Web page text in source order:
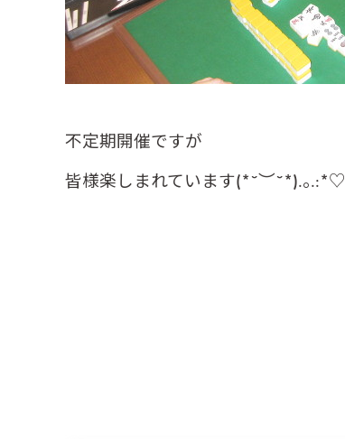
不定期開催ですが
皆様楽しまれています(*˘︶˘*).｡.:*♡